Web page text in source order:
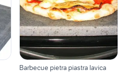
Barbecue pietra piastra lavica